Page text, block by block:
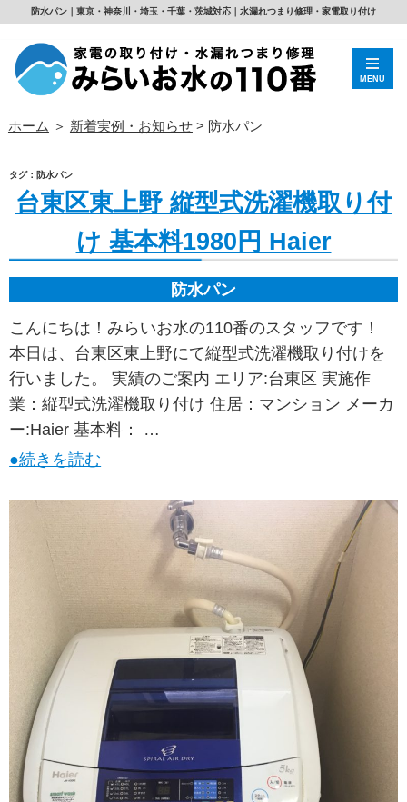
防水パン｜東京・神奈川・埼玉・千葉・茨城対応｜水漏れつまり修理・家電取り付け
MENU
ホーム ＞ 新着実例・お知らせ> 防水パン
タグ：防水パン
台東区東上野 縦型式洗濯機取り付
け 基本料1980円 Haier
防水パン
こんにちは！みらいお水の110番のスタッフです！
本日は、台東区東上野にて縦型式洗濯機取り付けを
行いました。 実績のご案内 エリア:台東区 実施作
業：縦型式洗濯機取り付け 住居：マンション メーカ
ー:Haier 基本料： …
●続きを読む